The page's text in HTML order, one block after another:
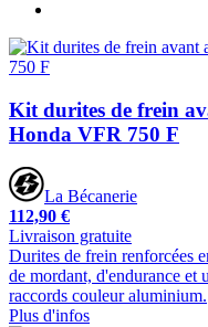
Kit durites de frein
Honda VFR 750 F
La Bécanerie
112,90 €
Livraison gratuite
Durites de frein renforcées
de mordant, d'endurance
raccords couleur aluminium.
Plus d'infos